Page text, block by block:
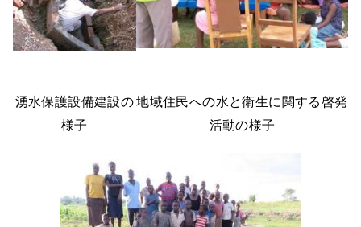
湧水保護設備建設の
様子
地域住民への水と衛生に関する啓発
活動の様子